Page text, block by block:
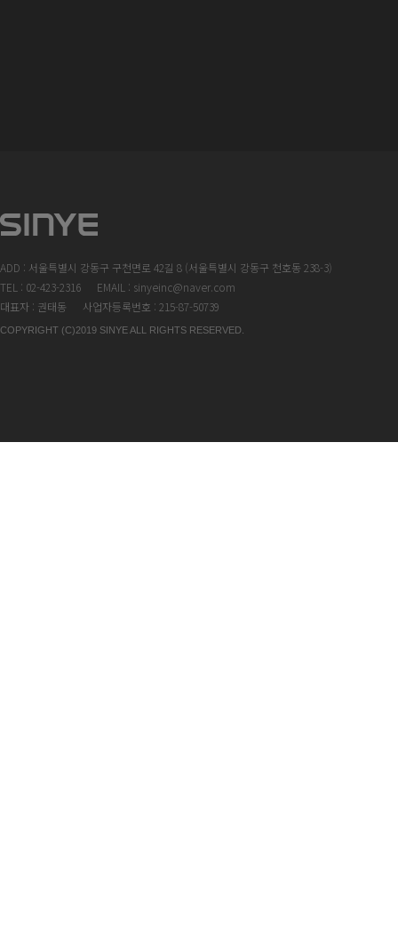
ADD : 서울특별시 강동구 구천면로 42길 8 (서울특별시 강동구 천호동 238-3)
TEL : 02-423-2316
EMAIL : sinyeinc@naver.com
대표자 : 권태동
사업자등록번호 : 215-87-50739
COPYRIGHT (C)2019 SINYE ALL RIGHTS RESERVED.